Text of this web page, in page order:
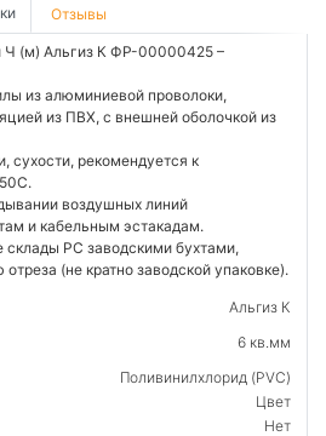
Отзывы
Ч (м) Альгиз К ФР-00000425 –
из алюминиевой проволоки,
из ПВХ, с внешней оболочкой из
сухости, рекомендуется к
воздушных линий
и кабельным эстакадам.
склады РС заводскими бухтами,
(не кратно заводской упаковке).
Альгиз К
6 кв.мм
Поливинилхлорид (PVC)
Цвет
Нет